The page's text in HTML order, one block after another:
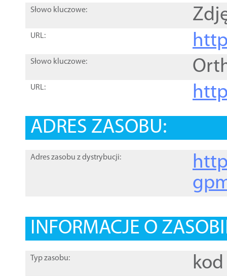
Słowo kluczowe:
URL:
Słowo kluczowe:
URL:
ADRES ZASOBU:
Adres zasobu z dystrybucji:
INFORMACJE O
Typ zasobu: kod